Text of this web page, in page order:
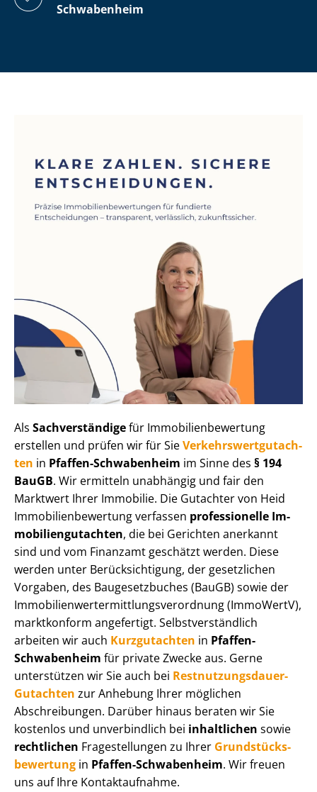
Schwabenheim
Als Sachverständigefür Im­mo­bi­li­en­be­wer­tung
erstellen und prüfen wir für SieVer­kehrs­wert­gut­ach­
ten in Pfaffen-Schwabenheim im Sinne des § 194
BauGB. Wir ermitteln unabhängig und fair den
Marktwert Ihrer Immobilie. Die Gutachter von Heid
Im­mo­bi­li­en­be­wer­tung verfassen professionelle Im­
mo­bi­li­en­gut­ach­ten, die bei Gerichten anerkannt
sind und vom Finanzamt geschätzt werden. Diese
werden unter Be­rück­sich­ti­gung, der gesetzlichen
Vorgaben, des Baugesetzbuches (BauGB) sowie der
Im­mo­bi­li­en­wert­ermitt­lungs­ver­ord­nung (ImmoWertV),
marktkonform angefertigt. Selbst­ver­ständ­lich
arbeiten wir auch Kurzgutachten in Pfaffen-
Schwabenheim für private Zwecke aus. Gerne
unterstützen wir Sie auch bei Rest­nut­zungs­dau­er-
Gutachten zur Anhebung Ihrer möglichen
Abschreibungen. Darüber hinaus beraten wir Sie
kostenlos und unverbindlich bei inhaltlichen sowie
rechtlichen Fragestellungen zu Ihrer Grund­stücks­
be­wer­tung in Pfaffen-Schwabenheim. Wir freuen
uns auf Ihre Kontaktaufnahme.